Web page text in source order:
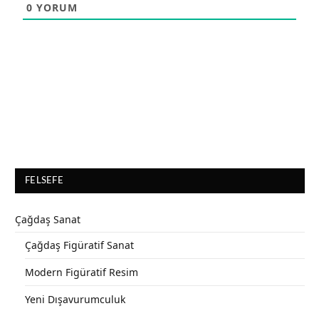
0 YORUM
FELSEFE
Çağdaş Sanat
Çağdaş Figüratif Sanat
Modern Figüratif Resim
Yeni Dışavurumculuk